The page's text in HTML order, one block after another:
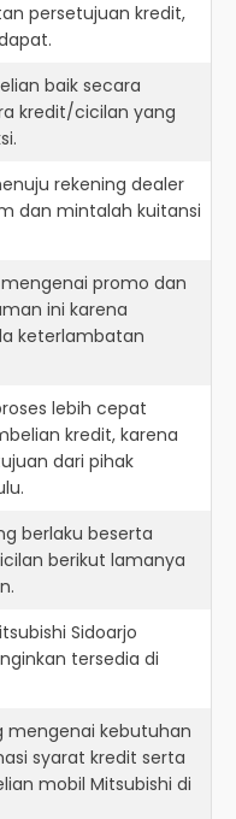
persetujuan kredit,
baik secara
kredit/cicilan yang
rekening dealer
dan mintalah kuitansi
promo dan
ini karena
keterlambatan
lebih cepat
kredit, karena
dari pihak
berlaku beserta
berikut lamanya
Sidoarjo
tersedia di
mengenai kebutuhan
syarat kredit serta
mobil Mitsubishi di